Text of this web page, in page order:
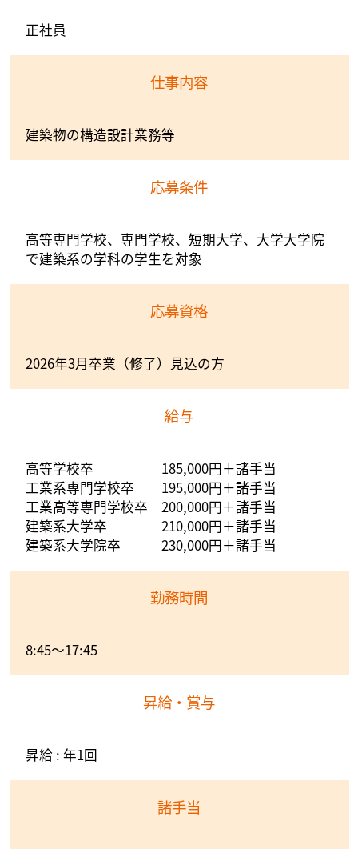
正社員
仕事内容
建築物の構造設計業務等
応募条件
高等専門学校、専門学校、短期大学、大学大学院
で建築系の学科の学生を対象
応募資格
2026年3月卒業（修了）見込の方
給与
高等学校卒 185,000円＋諸手当
工業系専門学校卒 195,000円＋諸手当
工業高等専門学校卒 200,000円＋諸手当
建築系大学卒 210,000円＋諸手当
建築系大学院卒 230,000円＋諸手当
勤務時間
8:45～17:45
昇給・賞与
昇給 : 年1回
諸手当